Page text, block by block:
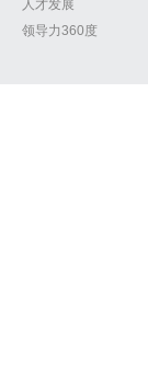
人才发展
领导力360度